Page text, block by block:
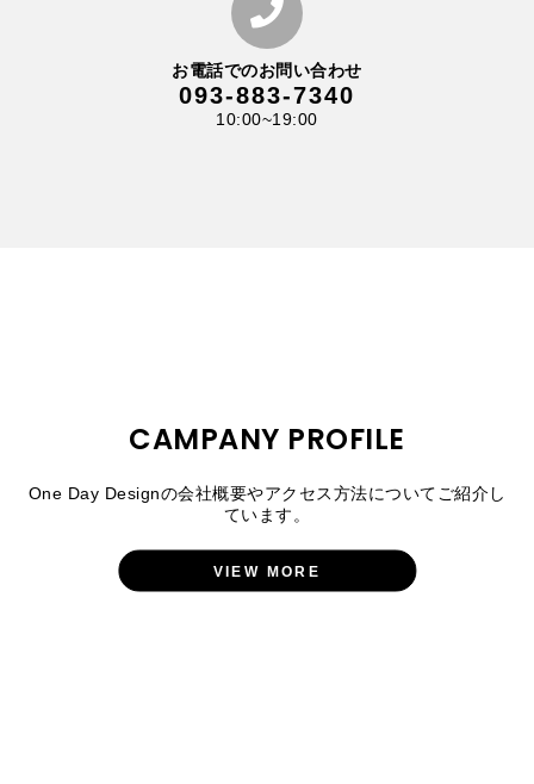
お電話でのお問い合わせ
093-883-7340
10:00~19:00
CAMPANY PROFILE
One Day Designの会社概要やアクセス方法についてご紹介し
ています。
VIEW MORE